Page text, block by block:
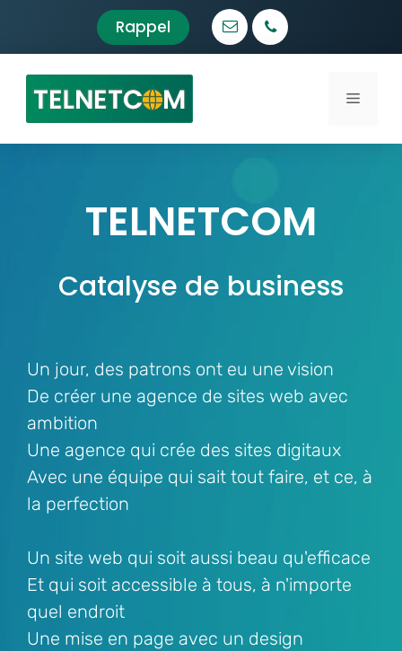
contenu
Rappel
Menu
TELNETCOM
Catalyse de business
Un jour, des patrons ont eu une vision
De créer une agence de sites web avec
ambition
Une agence qui crée des sites digitaux
Avec une équipe qui sait tout faire, et ce, à
la perfection
Un site web qui soit aussi beau qu'efficace
Et qui soit accessible à tous, à n'importe
quel endroit
Une mise en page avec un design